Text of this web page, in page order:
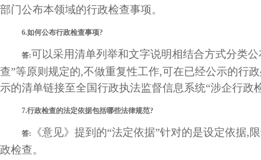
部门公布本领域的行政检查事项。
6.如何公布行政检查事项?
答:可以采用清单列举和文字说明相结合方式分类
查”等原则规定的,不做重复性工作,可在已经公示的行
示的清单链接至全国行政执法监督信息系统“涉企行政
7.行政检查的法定依据包括哪些法律规范?
答:
《意见》提到的“法定依据”针对的是设定依据
政检查。